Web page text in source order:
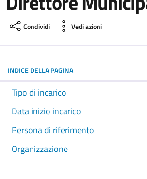
Condividi Vedi azioni
INDICE DELLA PAGINA
Tipo di incarico
Data inizio incarico
Persona di riferimento
Organizzazione